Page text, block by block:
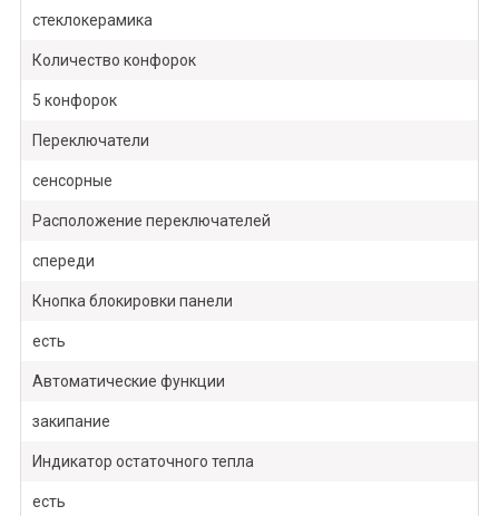
стеклокерамика
Количество конфорок
5 конфорок
Переключатели
сенсорные
Расположение переключателей
спереди
Кнопка блокировки панели
есть
Автоматические функции
закипание
Индикатор остаточного тепла
есть